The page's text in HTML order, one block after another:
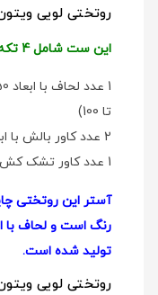
روتختی لویی
این ست شامل 4 تکه است:
تا 100)
2 عدد کاور بالش با ابعاد 50×70
1 عدد کاور تشک کش‌دوزی شده با ابعاد
آستر این روتختی
تولید شده است.
روتختی لویی